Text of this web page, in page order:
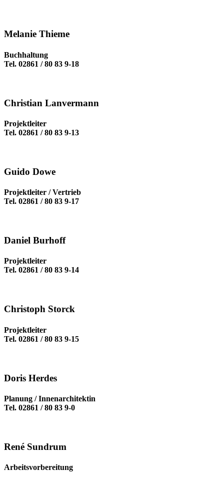
Melanie Thieme
Buchhaltung
Tel. 02861 / 80 83 9-18
Christian Lanvermann
Projektleiter
Tel. 02861 / 80 83 9-13
Guido Dowe
Projektleiter / Vertrieb
Tel. 02861 / 80 83 9-17
Daniel Burhoff
Projektleiter
Tel. 02861 / 80 83 9-14
Christoph Storck
Projektleiter
Tel. 02861 / 80 83 9-15
Doris Herdes
Planung / Innenarchitektin
Tel. 02861 / 80 83 9-0
René Sundrum
Arbeitsvorbereitung